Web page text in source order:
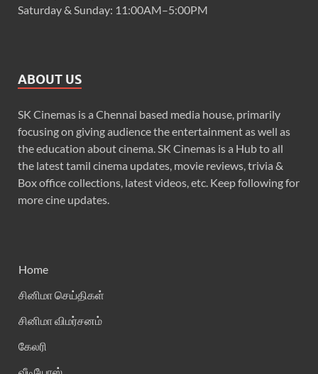
Saturday & Sunday: 11:00AM–5:00PM
ABOUT US
SK Cinemas is a Chennai based media house, primarily
focusing on giving audience the entertainment as well as
the education about cinema. SK Cinemas is a Hub to all
the latest tamil cinema updates, movie reviews, trivia &
Box office collections, latest videos, etc. Keep following for
more cine updates.
Home
சினிமா செய்திகள்
சினிமா விமர்சனம்
கேலரி